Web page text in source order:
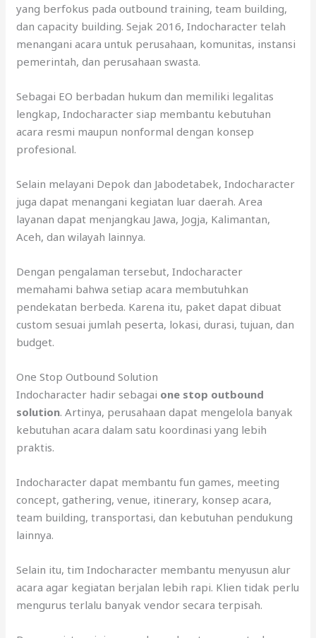
yang berfokus pada outbound training, team building,
dan capacity building. Sejak 2016, Indocharacter telah
menangani acara untuk perusahaan, komunitas, instansi
pemerintah, dan perusahaan swasta.
Sebagai EO berbadan hukum dan memiliki legalitas
lengkap, Indocharacter siap membantu kebutuhan
acara resmi maupun nonformal dengan konsep
profesional.
Selain melayani Depok dan Jabodetabek, Indocharacter
juga dapat menangani kegiatan luar daerah. Area
layanan dapat menjangkau Jawa, Jogja, Kalimantan,
Aceh, dan wilayah lainnya.
Dengan pengalaman tersebut, Indocharacter
memahami bahwa setiap acara membutuhkan
pendekatan berbeda. Karena itu, paket dapat dibuat
custom sesuai jumlah peserta, lokasi, durasi, tujuan, dan
budget.
One Stop Outbound Solution
Indocharacter hadir sebagai one stop outbound
solution. Artinya, perusahaan dapat mengelola banyak
kebutuhan acara dalam satu koordinasi yang lebih
praktis.
Indocharacter dapat membantu fun games, meeting
concept, gathering, venue, itinerary, konsep acara,
team building, transportasi, dan kebutuhan pendukung
lainnya.
Selain itu, tim Indocharacter membantu menyusun alur
acara agar kegiatan berjalan lebih rapi. Klien tidak perlu
mengurus terlalu banyak vendor secara terpisah.